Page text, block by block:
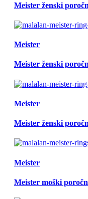
Meister ženski
Meister
Meister ženski
Meister
Meister ženski
Meister
Meister moški